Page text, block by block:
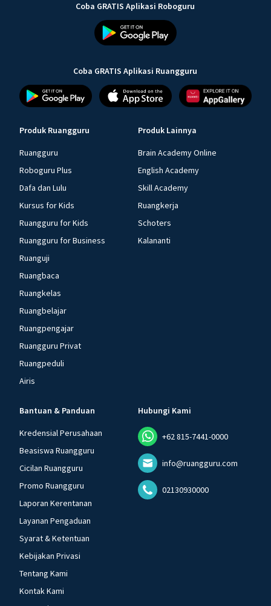
Coba GRATIS Aplikasi Roboguru
Coba GRATIS Aplikasi Ruangguru
Produk Ruangguru
Ruangguru
Roboguru Plus
Dafa dan Lulu
Kursus for Kids
Ruangguru for Kids
Ruangguru for Business
Ruanguji
Ruangbaca
Ruangkelas
Ruangbelajar
Ruangpengajar
Ruangguru Privat
Ruangpeduli
Airis
Produk Lainnya
Brain Academy Online
English Academy
Skill Academy
Ruangkerja
Schoters
Kalananti
Bantuan & Panduan
Kredensial Perusahaan
Beasiswa Ruangguru
Cicilan Ruangguru
Promo Ruangguru
Laporan Kerentanan
Layanan Pengaduan
Syarat & Ketentuan
Kebijakan Privasi
Tentang Kami
Kontak Kami
Hubungi Kami
+62 815-7441-0000
info@ruangguru.com
02130930000